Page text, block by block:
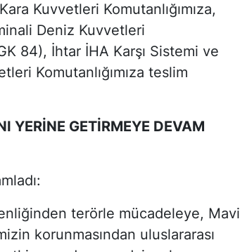
Kuvvetleri Komutanlığımıza,
Deniz Kuvvetleri
84), İhtar İHA Karşı Sistemi ve
Komutanlığımıza teslim
YERİNE GETİRMEYE DEVAM
terörle mücadeleye, Mavi
korunmasından uluslararası